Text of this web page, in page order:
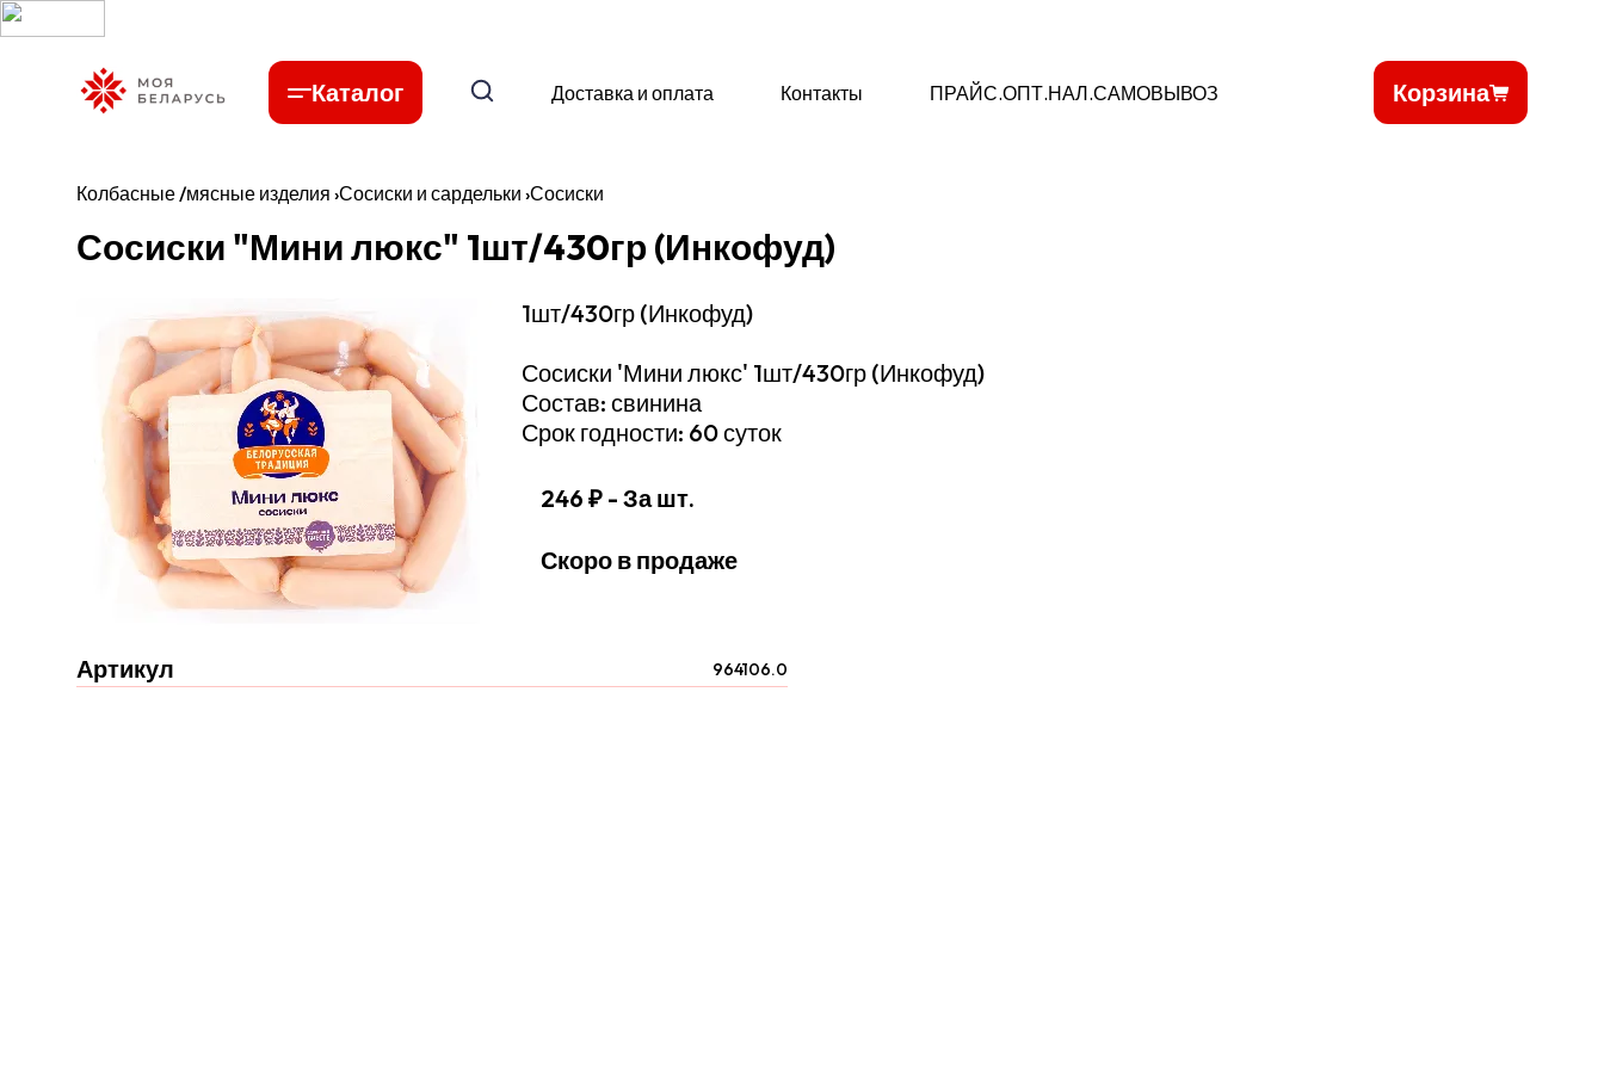
Каталог Доставка и оплата Контакты ПРАЙС.ОПТ.НАЛ.САМОВЫВОЗ Корзина
Колбасные /мясные изделия ›Сосиски и сардельки ›Сосиски
Сосиски "Мини люкс" 1шт/430гр (Инкофуд)
1шт/430гр (Инкофуд)
Сосиски 'Мини люкс' 1шт/430гр (Инкофуд)
Состав: свинина
Срок годности: 60 суток
246 ₽ - За шт.
Скоро в продаже
Артикул 964106.0